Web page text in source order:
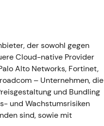
und Bookings-Qualität um;
Übergang in ein
Bewertungsniveaus [15]
USD. - Narrativ: Nach dem
Zscaler deutlich unter
zwischen Plattform-
Umsetzung auf
der sowohl gegen
Cloud-native Provider
Alto Networks, Fortinet,
– Unternehmen, die
und Bundling
und Wachstumsrisiken
sind, sowie mit